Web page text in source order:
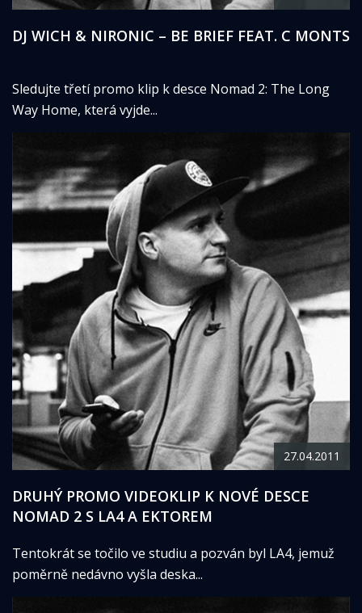
DJ WICH & NIRONIC – BE BRIEF FEAT. C MONTS
Sledujte třetí promo klip k desce Nomad 2: The Long
Way Home, která vyjde...
27.04.2011
DRUHÝ PROMO VIDEOKLIP K NOVÉ DESCE
NOMAD 2 S LA4 A EKTOREM
Tentokrát se točilo ve studiu a pozván byl LA4, jemuž
poměrně nedávno vyšla deska...